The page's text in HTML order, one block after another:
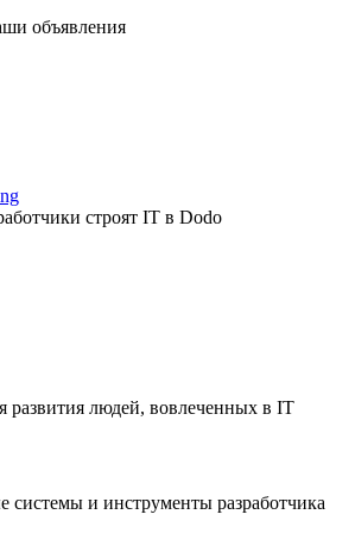
объявления
строят IT в Dodo
развития людей, вовлеченных в IT
системы и инструменты разработчика